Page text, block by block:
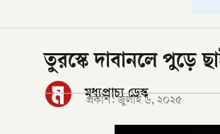
তুরস্কে দাবানলে পুড়ে
মধ্যপ্রাচ্য ডেস্ক
প্রকাশ: জুলাই ৬, ২০২৫